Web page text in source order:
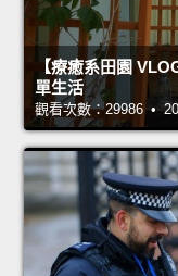
【療癒系田園
單生活
觀看次數：29986 •